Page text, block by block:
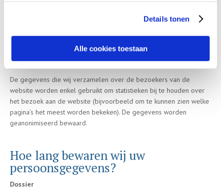
Details tonen
Alle cookies toestaan
vraag te beantwoorden. Wij verwerken deze persoonsgegevens
omdat dit noodzakelijk is voor de behartiging van ons
uitoefenen van onze werkzaamheden en het verkrijgen van nieuwe
Analyse websitebezoekers
De gegevens die wij verzamelen over de bezoekers van de
website worden enkel gebruikt om statistieken bij te houden over
het bezoek aan de website (bijvoorbeeld om te kunnen zien welke
pagina’s het meest worden bekeken). De gegevens worden
geanonimiseerd bewaard.
Hoe lang bewaren wij uw
persoonsgegevens?
Dossier